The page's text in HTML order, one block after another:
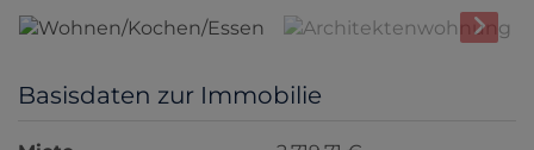
Basisdaten zur Immobilie